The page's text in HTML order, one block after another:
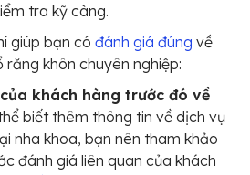
tra kỹ càng.
giúp bạn có đánh giá đúng về
răng khôn chuyên nghiệp:
khách hàng trước đó về
biết thêm thông tin về dịch vụ
nha khoa, bạn nên tham khảo
đánh giá liên quan của khách